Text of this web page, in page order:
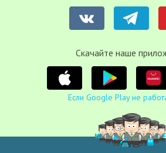
Cкачайте наше
Если Google Play не